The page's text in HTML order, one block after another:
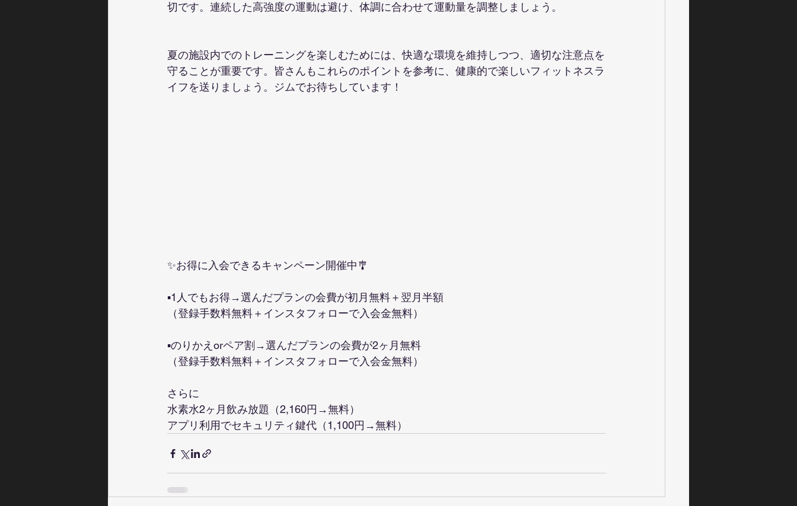
切です。連続した高強度の運動は避け、体調に合わせて運動量を調整しましょう。
夏の施設内でのトレーニングを楽しむためには、快適な環境を維持しつつ、適切な注意点を
守ることが重要です。皆さんもこれらのポイントを参考に、健康的で楽しいフィットネスラ
イフを送りましょう。ジムでお待ちしています！
✨お得に入会できるキャンペーン開催中🎐
▪️1人でもお得→選んだプランの会費が初月無料＋翌月半額
（登録手数料無料＋インスタフォローで入会金無料）
▪️のりかえorペア割→選んだプランの会費が2ヶ月無料
（登録手数料無料＋インスタフォローで入会金無料）
さらに
水素水2ヶ月飲み放題（2,160円→無料）
アプリ利用でセキュリティ鍵代（1,100円→無料）